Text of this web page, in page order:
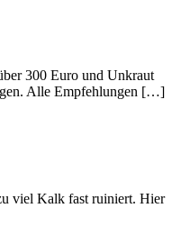
300 Euro und Unkraut
Alle Empfehlungen […]
viel Kalk fast ruiniert. Hier